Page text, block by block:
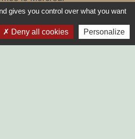
gives you control over what you want
Deny all cookies Personalize